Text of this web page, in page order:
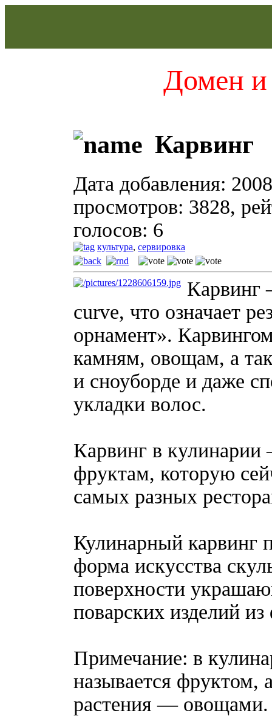
Домен и
Карвинг
Дата добавления:
просмотров: 3828,
голосов: 6
культура, сервировка
Карвинг
curve, что означает
орнамент».
камням, овощам, а
и сноуборде и даже
укладки волос.
Карвинг в
фруктам, которую
самых разных
Кулинарный карвинг
форма искусства
поверхности
поварских изделий
Примечание: в
называется фруктом,
растения — овощами.